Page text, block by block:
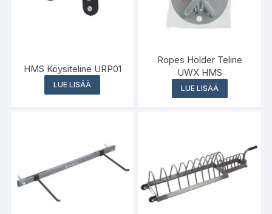
HMS Köysiteline URP01
LUE LISÄÄ
Ropes Holder Teline
UWX HMS
LUE LISÄÄ